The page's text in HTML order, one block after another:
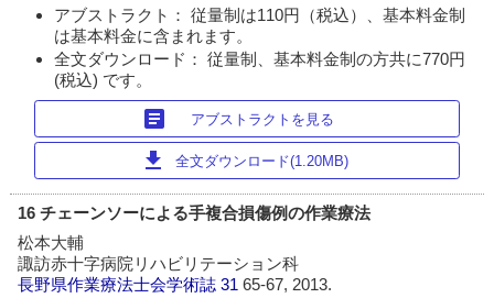
アブストラクト： 従量制は110円（税込）、基本料金制
は基本料金に含まれます。
全文ダウンロード： 従量制、基本料金制の方共に770円
(税込) です。
article アブストラクトを見る
download 全文ダウンロード(1.20MB)
16 チェーンソーによる手複合損傷例の作業療法
松本大輔
諏訪赤十字病院リハビリテーション科
長野県作業療法士会学術誌 3165-67, 2013.